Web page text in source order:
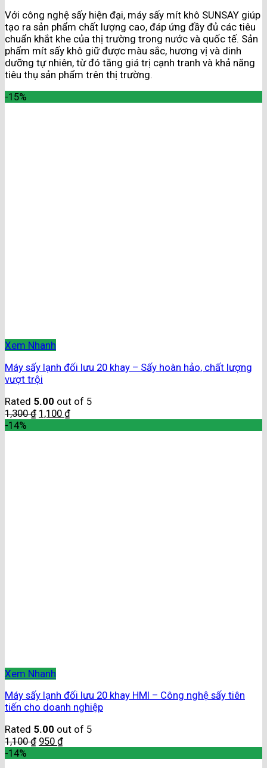
Với công nghệ sấy hiện đại, máy sấy mít khô SUNSAY giúp
tạo ra sản phẩm chất lượng cao, đáp ứng đầy đủ các tiêu
chuẩn khắt khe của thị trường trong nước và quốc tế. Sản
phẩm mít sấy khô giữ được màu sắc, hương vị và dinh
dưỡng tự nhiên, từ đó tăng giá trị cạnh tranh và khả năng
tiêu thụ sản phẩm trên thị trường.
-15%
Xem Nhanh
Máy sấy lạnh đối lưu 20 khay – Sấy hoàn hảo, chất lượng
vượt trội
Rated 5.00 out of 5
1,300₫ 1,100 ₫
-14%
Xem Nhanh
Máy sấy lạnh đối lưu 20 khay HMI – Công nghệ sấy tiên
tiến cho doanh nghiệp
Rated 5.00 out of 5
1,100₫ 950 ₫
-14%